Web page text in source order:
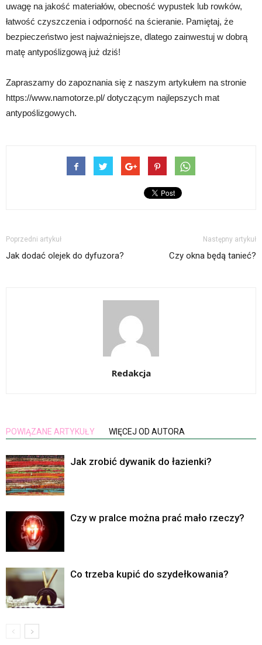
uwagę na jakość materiałów, obecność wypustek lub rowków,
łatwość czyszczenia i odporność na ścieranie. Pamiętaj, że
bezpieczeństwo jest najważniejsze, dlatego zainwestuj w dobrą
matę antypoślizgową już dziś!
Zapraszamy do zapoznania się z naszym artykułem na stronie
https://www.namotorze.pl/ dotyczącym najlepszych mat
antypoślizgowych.
Poprzedni artykuł
Jak dodać olejek do dyfuzora?
Następny artykuł
Czy okna będą tanieć?
Redakcja
POWIĄZANE ARTYKUŁY WIĘCEJ OD AUTORA
Jak zrobić dywanik do łazienki?
Czy w pralce można prać mało rzeczy?
Co trzeba kupić do szydełkowania?